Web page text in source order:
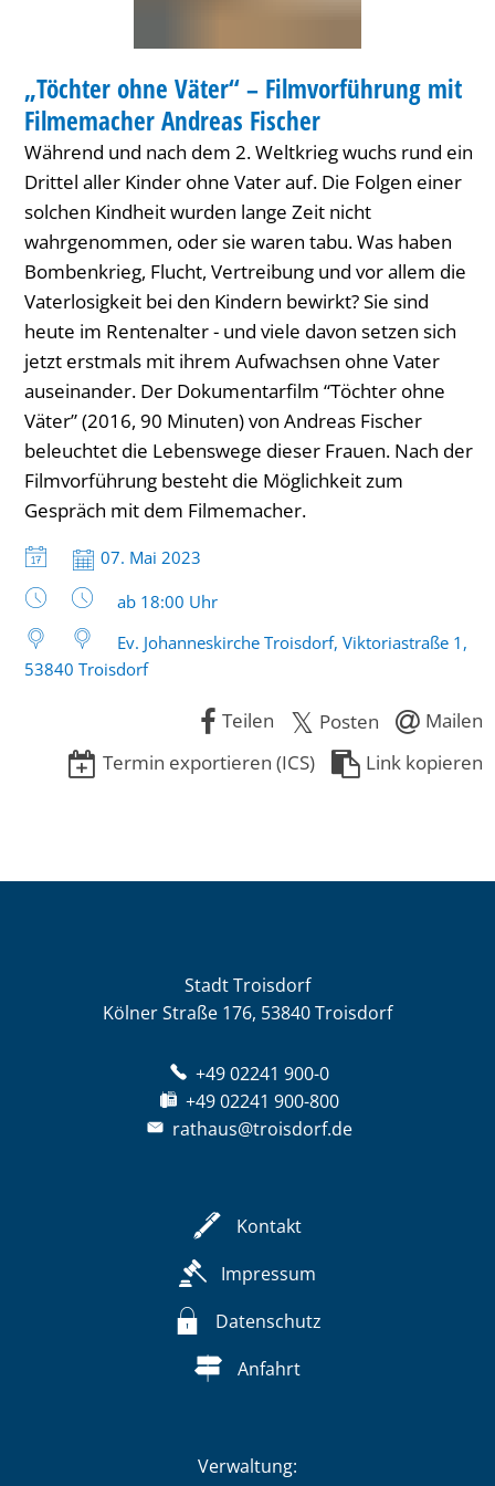
Filmemacher
Andreas
Fischer
„Töchter ohne Väter“ – Filmvorführung mit
Filmemacher Andreas Fischer
Während und nach dem 2. Weltkrieg wuchs rund ein
Drittel aller Kinder ohne Vater auf. Die Folgen einer
solchen Kindheit wurden lange Zeit nicht
wahrgenommen, oder sie waren tabu. Was haben
Bombenkrieg, Flucht, Vertreibung und vor allem die
Vaterlosigkeit bei den Kindern bewirkt? Sie sind
heute im Rentenalter - und viele davon setzen sich
jetzt erstmals mit ihrem Aufwachsen ohne Vater
auseinander. Der Dokumentarfilm “Töchter ohne
Väter” (2016, 90 Minuten) von Andreas Fischer
beleuchtet die Lebenswege dieser Frauen. Nach der
Filmvorführung besteht die Möglichkeit zum
Gespräch mit dem Filmemacher.
Datum:
07. Mai 2023
Uhrzeit:
ab 18:00 Uhr
Ev. Johanneskirche Troisdorf, Viktoriastraße 1,
53840 Troisdorf
Teilen Posten
Mailen
Termin exportieren (ICS)
Link kopieren
Stadt Troisdorf
Kölner Straße 176, 53840 Troisdorf
+49 02241 900-0
+49 02241 900-800
rathaus@troisdorf.de
Kontakt
Impressum
Datenschutz
Anfahrt
Verwaltung: